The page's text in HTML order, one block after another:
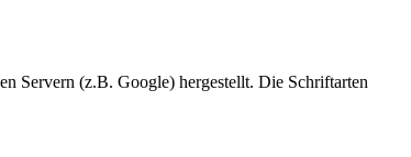
Servern (z.B. Google) hergestellt. Die Schriftarten